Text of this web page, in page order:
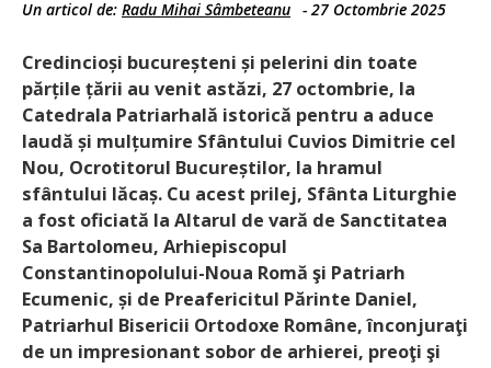
Un articol de: Radu Mihai Sâmbeteanu - 27 Octombrie 2025
Credincioși bucureșteni și pelerini din toate
părțile țării au venit astăzi, 27 octombrie, la
Catedrala Patriarhală istorică pentru a aduce
laudă și mulțumire Sfântului Cuvios Dimitrie cel
Nou, Ocrotitorul Bucureștilor, la hramul
sfântului lăcaș. Cu acest prilej, Sfânta Liturghie
a fost oficiată la Altarul de vară de Sanctitatea
Sa Bartolomeu, Arhiepiscopul
Constantinopolului-Noua Romă şi Patriarh
Ecumenic, și de Preafericitul Părinte Daniel,
Patriarhul Bisericii Ortodoxe Române, înconjuraţi
de un impresionant sobor de arhi­erei, preoţi şi